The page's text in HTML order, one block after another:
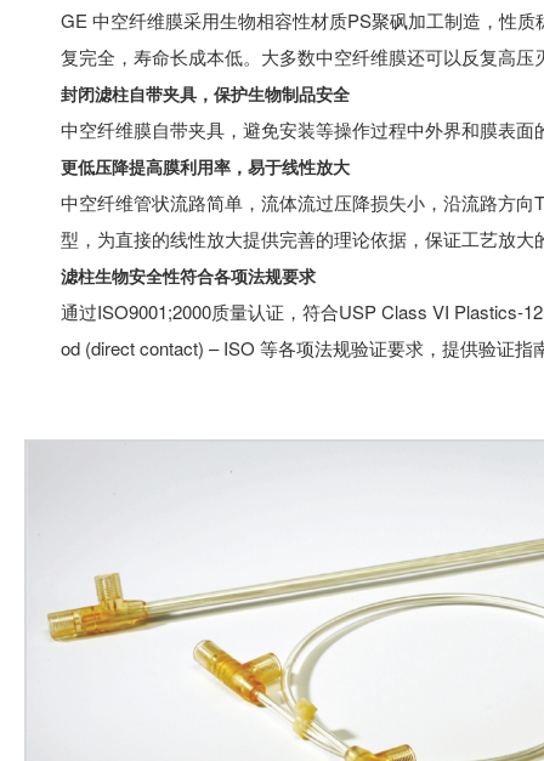
GE 中空纤维膜采用生物相容性材质PS聚砜加工制造，性
复完全，寿命长成本低。大多数中空纤维膜还可以反复高
封闭滤柱自带夹具，保护生物制品安全
中空纤维膜自带夹具，避免安装等操作过程中外界和膜表
更低压降提高膜利用率，易于线性放大
中空纤维管状流路简单，流体流过压降损失小，沿流路方
型，为直接的线性放大提供完善的理论依据，保证工艺放
滤柱生物安全性符合各项法规要求
通过ISO9001;2000质量认证，符合USP Class VI Plastics-
od (direct contact) – ISO 等各项法规验证要求，提供验证指